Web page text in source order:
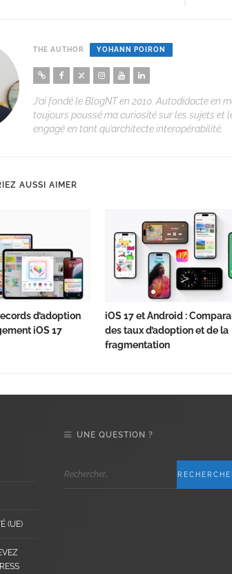
THE AUTHOR YOHANN POIRON
J’ai fondé le BlogNT en 2010. Autodidacte en
toujours poussé ma curiosité sur les sujets et
engagé en tant qu’architecte interopérabilité.
AUSSI AIMER
d’adoption
iOS 17
iOS 17 et Android :
des taux d’adoption et de la
fragmentation
(UE)
UNE QUESTION ?